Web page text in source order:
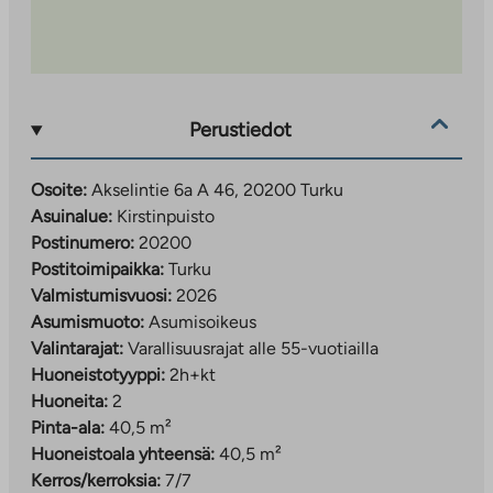
Akselintie 6 a ja b on saanut Kuntarahoitus Oyj:n
myönnetään investointihankkeisiin, jotka tuottavat
selkeitä ja mitattavia hyötyjä ilmastolle ja ympäristölle.
Uusi asuinalue monipuolisten palveluiden äärellä
Akselintien kohteen vieressä vain 170 m päässä on
päivittäistavarakauppa ja 350 m päästä löytyy
yrityskiinteistö Saippuacenter monipuolisine liikunta-
ja hyvinvointipalveluineen. Alueella on myös muun
muassa päiväkoti, hoitokoti ja kauneushoitola.
Turun päärautatieasemalle on matkaa reilu kilometri ja
Turun kauppatorille noin 2,2 kilometriä. Kevyen
Perustiedot
Osoite: Akselintie 6a A 46, 20200 Turku
Asuinalue: Kirstinpuisto
Postinumero: 20200
Postitoimipaikka: Turku
Valmistumisvuosi: 2026
Asumismuoto: Asumisoikeus
Valintarajat: Varallisuusrajat alle 55-vuotiailla
Huoneistotyyppi: 2h+kt
Huoneita: 2
Pinta-ala: 40,5 m²
Huoneistoala yhteensä: 40,5 m²
Kerros/kerroksia: 7/7